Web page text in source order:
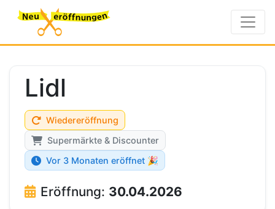
Lidl
Wiedereröffnung
Supermärkte & Discounter
Vor 3 Monaten eröffnet 🎉
Eröffnung: 30.04.2026